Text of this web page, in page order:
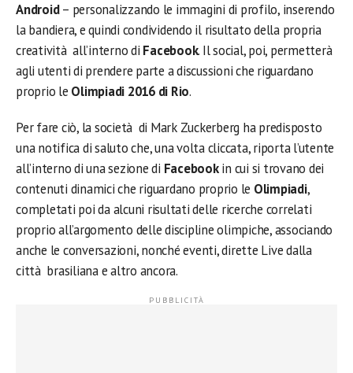
Android– personalizzando le immagini di profilo, inserendo
la bandiera, e quindi condividendo il risultato della propria
creatività all’interno di Facebook. Il social, poi, permetterà
agli utenti di prendere parte a discussioni che riguardano
proprio le Olimpiadi 2016 di Rio.
Per fare ciò, la società di Mark Zuckerberg ha predisposto
una notifica di saluto che, una volta cliccata, riporta l’utente
all’interno di una sezione di Facebookin cui si trovano dei
contenuti dinamici che riguardano proprio le Olimpiadi,
completati poi da alcuni risultati delle ricerche correlati
proprio all’argomento delle discipline olimpiche, associando
anche le conversazioni, nonché eventi, dirette Live dalla
città brasiliana e altro ancora.